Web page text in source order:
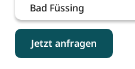
Bad Füssing
Jetzt anfragen